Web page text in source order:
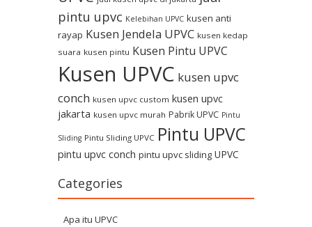
pintu upvc Kelebihan UPVC kusen anti
rayap Kusen Jendela UPVC kusen kedap
suara kusen pintu Kusen Pintu UPVC
Kusen UPVC kusen upvc
conch kusen upvc custom kusen upvc
jakarta kusen upvc murah Pabrik UPVC Pintu
Sliding Pintu Sliding UPVC Pintu UPVC
pintu upvc conch pintu upvc sliding UPVC
Categories
Apa itu UPVC